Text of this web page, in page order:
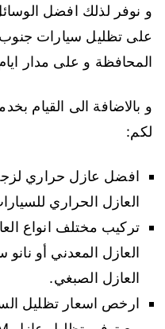
و نوفر لذلك افضل
على تظليل سيارات
المحافظة و على مدار
و بالاضافة الى القيام
لكم:
افضل عازل حراري
العازل الحراري
تركيب مختلف انواع
العازل المعدني أو نانو
العازل الصبغي.
ارخص اسعار تظليل